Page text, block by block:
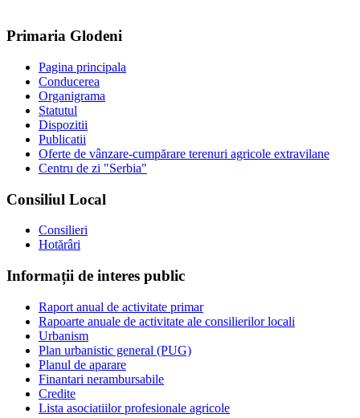
Primaria Glodeni
Pagina principala
Conducerea
Organigrama
Statutul
Dispozitii
Publicatii
Oferte de vânzare-cumpărare terenuri agricole extravilane
Centru de zi "Serbia"
Consiliul Local
Consilieri
Hotărâri
Informații de interes public
Raport anual de activitate primar
Rapoarte anuale de activitate ale consilierilor locali
Urbanism
Plan urbanistic general (PUG)
Planul de aparare
Finantari nerambursabile
Credite
Lista asociatiilor profesionale agricole